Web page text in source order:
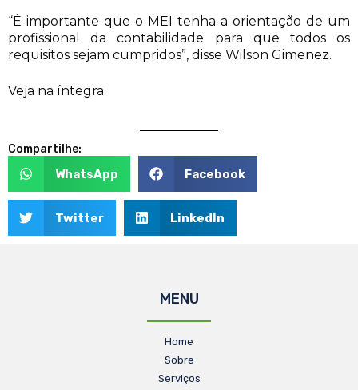
“É importante que o MEI tenha a orientação de um
profissional da contabilidade para que todos os
requisitos sejam cumpridos”, disse Wilson Gimenez.
Veja na íntegra.
Compartilhe:
WhatsApp Facebook
Twitter LinkedIn
MENU
Home
Sobre
Serviços